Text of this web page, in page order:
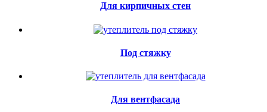
Для кирпичных стен
Под стяжку
Для вентфасада